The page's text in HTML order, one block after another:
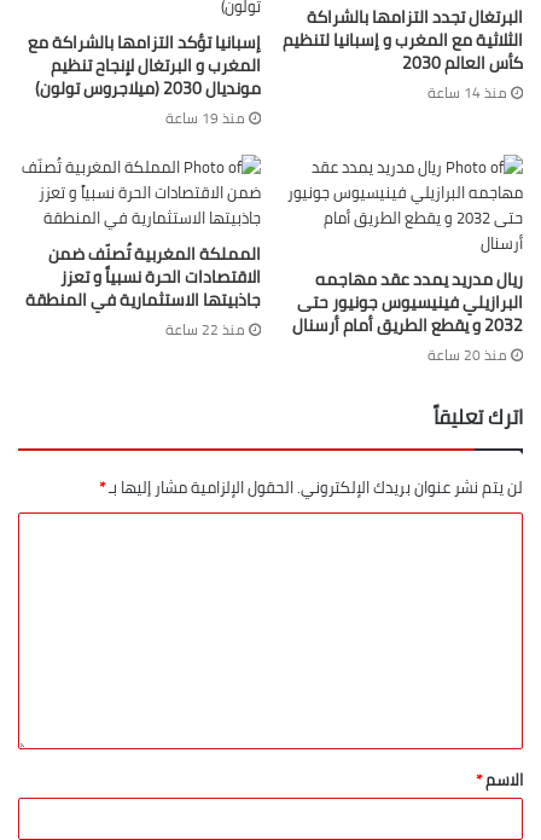
البرتغال تجدد التزامها بالشراكة
الثلاثية مع المغرب و إسبانيا لتنظيم
كأس العالم 2030
منذ 14 ساعة
إسبانيا تؤكد التزامها بالشراكة مع
المغرب و البرتغال لإنجاح تنظيم
مونديال 2030 (ميلاجروس تولون)
منذ 19 ساعة
ريال مدريد يمدد عقد مهاجمه
البرازيلي فينيسيوس جونيور حتى
2032 و يقطع الطريق أمام أرسنال
منذ 20 ساعة
المملكة المغربية تُصنّف ضمن
الاقتصادات الحرة نسبياً و تعزز
جاذبيتها الاستثمارية في المنطقة
منذ 22 ساعة
اترك تعليقاً
لن يتم نشر عنوان بريدك الإلكتروني.الحقول الإلزامية مشار إليها بـ*
الاسم*